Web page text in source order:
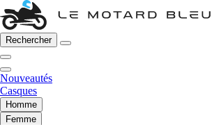
Rechercher
Nouveautés
Casques
Homme
Femme